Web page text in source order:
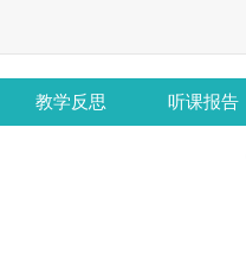
教学反思 听课报告